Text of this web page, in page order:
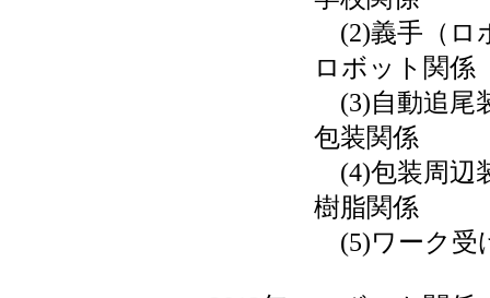
(2)義手（ロボ
ロボット関係
(3)自動追尾
包装関係
(4)包装周辺
樹脂関係
(5)ワーク受け